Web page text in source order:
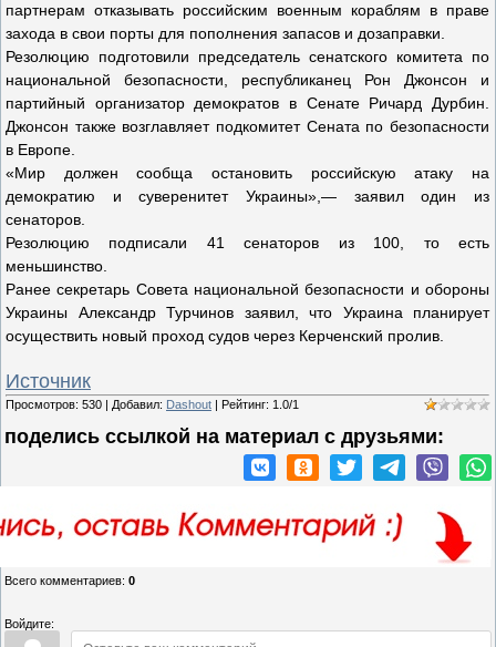
партнерам отказывать российским военным кораблям в праве
захода в свои порты для пополнения запасов и дозаправки.
Резолюцию подготовили председатель сенатского комитета по
национальной безопасности, республиканец Рон Джонсон и
партийный организатор демократов в Сенате Ричард Дурбин.
Джонсон также возглавляет подкомитет Сената по безопасности
в Европе.
«Мир должен сообща остановить российскую атаку на
демократию и суверенитет Украины»,— заявил один из
сенаторов.
Резолюцию подписали 41 сенаторов из 100, то есть
меньшинство.
Ранее секретарь Совета национальной безопасности и обороны
Украины Александр Турчинов заявил, что Украина планирует
осуществить новый проход судов через Керченский пролив.
Источник
Просмотров: 530 | Добавил: Dashout | Рейтинг: 1.0/1
поделись ссылкой на материал c друзьями:
Всего комментариев: 0
Войдите: